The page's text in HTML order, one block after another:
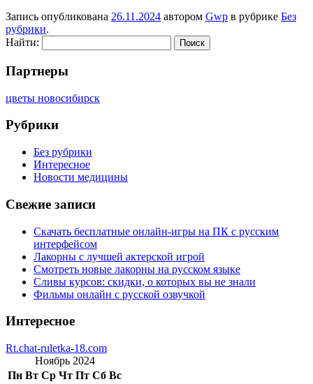
Запись опубликована 26.11.2024 автором Gwp в рубрике Без
рубрики.
Найти:
Партнеры
цветы новосибирск
Рубрики
Без рубрики
Интересное
Новости медицины
Свежие записи
Скачать бесплатные онлайн-игры на ПК с русским
интерфейсом
Лакорны с лучшей актерской игрой
Смотреть новые лакорны на русском языке
Сливы курсов: скидки, о которых вы не знали
Фильмы онлайн с русской озвучкой
Интересное
Rt.chat-ruletka-18.com
Ноябрь 2024
Пн Вт Ср Чт Пт Сб Вс